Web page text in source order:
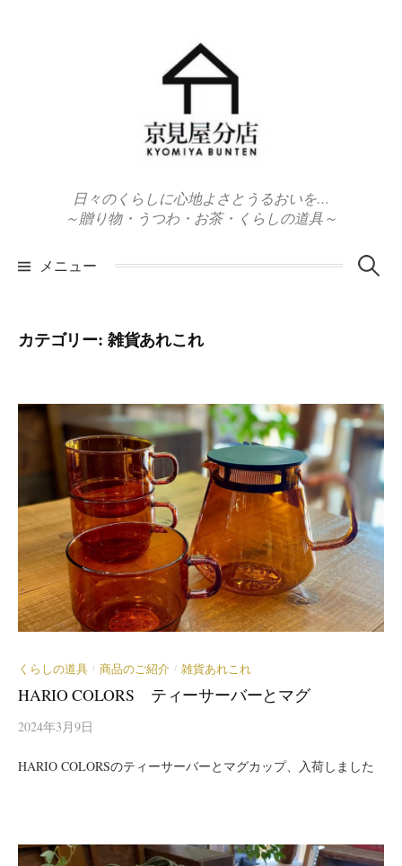
日々のくらしに心地よさとうるおいを…
～贈り物・うつわ・お茶・くらしの道具～
メニュー 検
カテゴリー: 雑貨あれこれ
くらしの道具 / 商品のご紹介 / 雑貨あれこれ
HARIO COLORS ティーサーバーとマグ
2024年3月9日
HARIO COLORSのティーサーバーとマグカップ、入荷しました